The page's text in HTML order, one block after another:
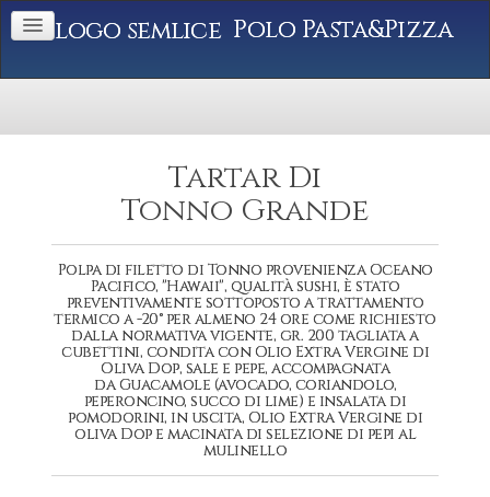
Polo Pasta&Pizza
Tartar Di
Tonno Grande
Polpa di filetto di Tonno provenienza Oceano
Pacifico, "Hawaii", qualità sushi, è stato
preventivamente sottoposto a trattamento
termico a -20° per almeno 24 ore come richiesto
dalla normativa vigente, gr. 200 tagliata a
cubettini, condita con Olio Extra Vergine di
Oliva Dop, sale e pepe, accompagnata
da Guacamole (avocado, coriandolo,
peperoncino, succo di lime) e insalata di
pomodorini, in uscita, Olio Extra Vergine di
oliva Dop e macinata di selezione di pepi al
mulinello